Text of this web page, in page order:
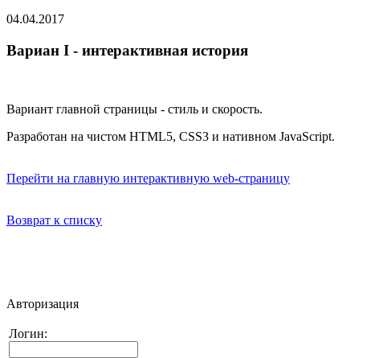
04.04.2017
Вариан I - интерактивная история
Вариант главной страницы - стиль и скорость.
Разработан на чистом HTML5, CSS3 и нативном JavaScript.
Перейти на главную интерактивную web-страницу
Возврат к списку
Авторизация
Логин: